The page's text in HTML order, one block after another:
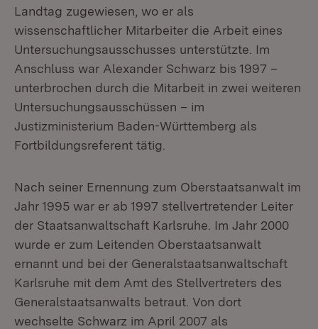
Landtag zugewiesen, wo er als
wissenschaftlicher Mitarbeiter die Arbeit eines
Untersuchungsausschusses unterstützte. Im
Anschluss war Alexander Schwarz bis 1997 –
unterbrochen durch die Mitarbeit in zwei weiteren
Untersuchungsausschüssen – im
Justizministerium Baden-Württemberg als
Fortbildungsreferent tätig.
Nach seiner Ernennung zum Oberstaatsanwalt im
Jahr 1995 war er ab 1997 stellvertretender Leiter
der Staatsanwaltschaft Karlsruhe. Im Jahr 2000
wurde er zum Leitenden Oberstaatsanwalt
ernannt und bei der Generalstaatsanwaltschaft
Karlsruhe mit dem Amt des Stellvertreters des
Generalstaatsanwalts betraut. Von dort
wechselte Schwarz im April 2007 als